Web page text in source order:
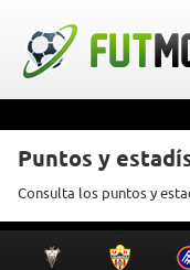
Puntos y
Consulta los puntos y